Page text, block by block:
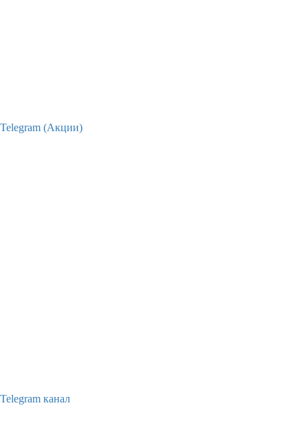
Telegram (Акции)
Telegram канал